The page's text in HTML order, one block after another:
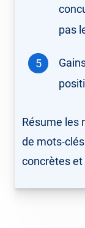
pas
Résume les
de mots-
concrètes et